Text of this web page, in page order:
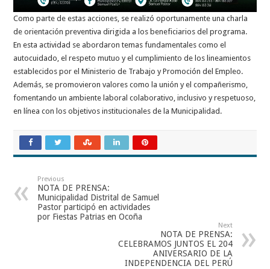
Como parte de estas acciones, se realizó oportunamente una charla
de orientación preventiva dirigida a los beneficiarios del programa.
En esta actividad se abordaron temas fundamentales como el
autocuidado, el respeto mutuo y el cumplimiento de los lineamientos
establecidos por el Ministerio de Trabajo y Promoción del Empleo.
Además, se promovieron valores como la unión y el compañerismo,
fomentando un ambiente laboral colaborativo, inclusivo y respetuoso,
en línea con los objetivos institucionales de la Municipalidad.
Previous
NOTA DE PRENSA:
Municipalidad Distrital de Samuel
Pastor participó en actividades
por Fiestas Patrias en Ocoña
Next
NOTA DE PRENSA:
CELEBRAMOS JUNTOS EL 204
ANIVERSARIO DE LA
INDEPENDENCIA DEL PERÚ